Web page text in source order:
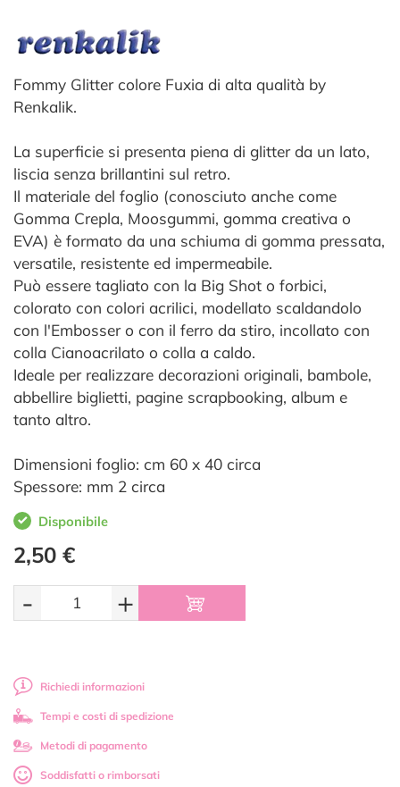
Fommy Glitter colore Fuxia di alta qualità by
Renkalik.
La superficie si presenta piena di glitter da un lato,
liscia senza brillantini sul retro.
Il materiale del foglio (conosciuto anche come
Gomma Crepla, Moosgummi, gomma creativa o
EVA) è formato da una schiuma di gomma pressata,
versatile, resistente ed impermeabile.
Può essere tagliato con la Big Shot o forbici,
colorato con colori acrilici, modellato scaldandolo
con l'Embosser o con il ferro da stiro, incollato con
colla Cianoacrilato o colla a caldo.
Ideale per realizzare decorazioni originali, bambole,
abbellire biglietti, pagine scrapbooking, album e
tanto altro.
Dimensioni foglio: cm 60 x 40 circa
Spessore: mm 2 circa
Disponibile
2,50 €
- +
Richiedi informazioni
Tempi e costi di spedizione
Metodi di pagamento
Soddisfatti o rimborsati